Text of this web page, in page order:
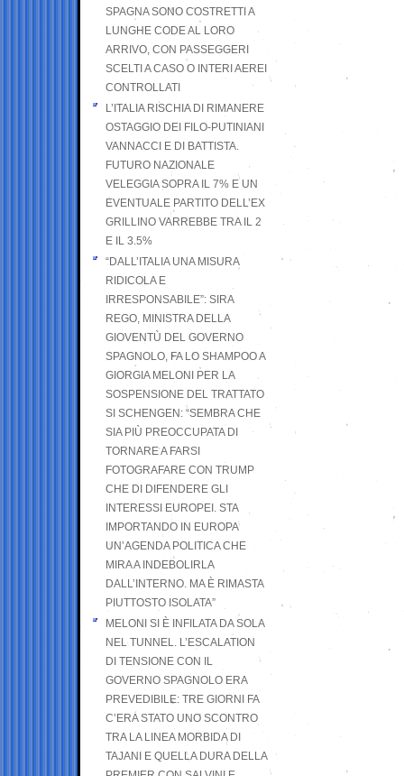
SPAGNA SONO COSTRETTI A
LUNGHE CODE AL LORO
ARRIVO, CON PASSEGGERI
SCELTI A CASO O INTERI AEREI
CONTROLLATI
L’ITALIA RISCHIA DI RIMANERE
OSTAGGIO DEI FILO-PUTINIANI
VANNACCI E DI BATTISTA.
FUTURO NAZIONALE
VELEGGIA SOPRA IL 7% E UN
EVENTUALE PARTITO DELL’EX
GRILLINO VARREBBE TRA IL 2
E IL 3.5%
“DALL’ITALIA UNA MISURA
RIDICOLA E
IRRESPONSABILE”: SIRA
REGO, MINISTRA DELLA
GIOVENTÙ DEL GOVERNO
SPAGNOLO, FA LO SHAMPOO A
GIORGIA MELONI PER LA
SOSPENSIONE DEL TRATTATO
SI SCHENGEN: “SEMBRA CHE
SIA PIÙ PREOCCUPATA DI
TORNARE A FARSI
FOTOGRAFARE CON TRUMP
CHE DI DIFENDERE GLI
INTERESSI EUROPEI. STA
IMPORTANDO IN EUROPA
UN’AGENDA POLITICA CHE
MIRA A INDEBOLIRLA
DALL’INTERNO. MA È RIMASTA
PIUTTOSTO ISOLATA”
MELONI SI È INFILATA DA SOLA
NEL TUNNEL. L’ESCALATION
DI TENSIONE CON IL
GOVERNO SPAGNOLO ERA
PREVEDIBILE: TRE GIORNI FA
C’ERA STATO UNO SCONTRO
TRA LA LINEA MORBIDA DI
TAJANI E QUELLA DURA DELLA